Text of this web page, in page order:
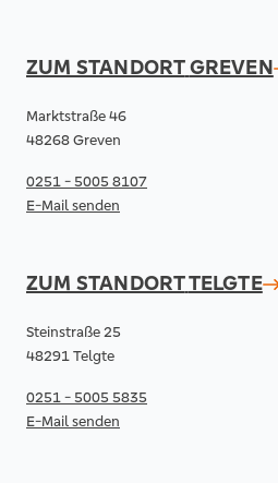
ZUM STANDORTGREVEN
Marktstraße 46
48268 Greven
0251 - 5005 8107
E-Mail senden
ZUM STANDORTTELGTE
Steinstraße 25
48291 Telgte
0251 - 5005 5835
E-Mail senden